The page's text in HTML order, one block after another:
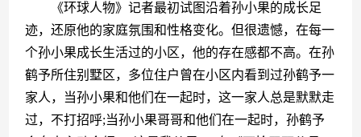
《环球人物》记者最初试图沿着孙小果的成长足
迹，还原他的家庭氛围和性格变化。但很遗憾，在每一
个孙小果成长生活过的小区，他的存在感都不高。在孙
鹤予所住别墅区，多位住户曾在小区内看到过孙鹤予一
家人，当孙小果和他们在一起时，这一家人总是默默走
过，不打招呼;当孙小果哥哥和他们在一起时，孙鹤予